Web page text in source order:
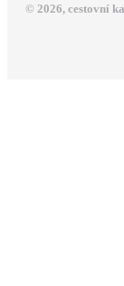
© 2026, cestovní